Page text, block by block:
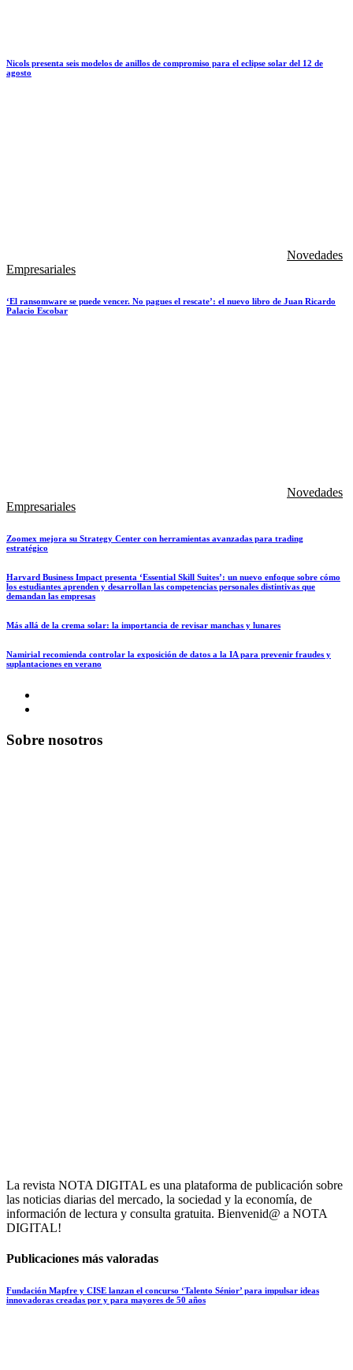
Nicols presenta seis modelos de anillos de compromiso para el eclipse solar del 12 de
agosto
Novedades
Empresariales
‘El ransomware se puede vencer. No pagues el rescate’: el nuevo libro de Juan Ricardo
Palacio Escobar
Novedades
Empresariales
Zoomex mejora su Strategy Center con herramientas avanzadas para trading
estratégico
Harvard Business Impact presenta ‘Essential Skill Suites’: un nuevo enfoque sobre cómo
los estudiantes aprenden y desarrollan las competencias personales distintivas que
demandan las empresas
Más allá de la crema solar: la importancia de revisar manchas y lunares
Namirial recomienda controlar la exposición de datos a la IA para prevenir fraudes y
suplantaciones en verano
Sobre nosotros
La revista NOTA DIGITAL es una plataforma de publicación sobre
las noticias diarias del mercado, la sociedad y la economía, de
información de lectura y consulta gratuita. Bienvenid@ a NOTA
DIGITAL!
Publicaciones más valoradas
Fundación Mapfre y CISE lanzan el concurso ‘Talento Sénior’ para impulsar ideas
innovadoras creadas por y para mayores de 50 años